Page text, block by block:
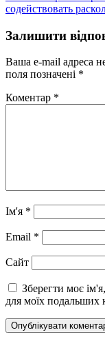
записів
содействовать
Залишити
Ваша e-mail адреса
поля позначені *
Коментар *
Ім'я *
Email *
Сайт
Зберегти моє
для моїх подальших